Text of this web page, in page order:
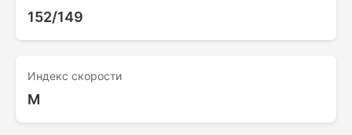
152/149
Индекс скорости
M